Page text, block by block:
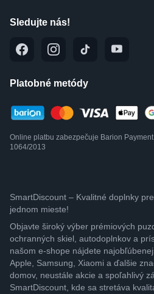
Sledujte nás!
Platobné metódy
Online platbu zabezpečuje Barion
1064/2013
SmartDiscount – Kvalitné doplnky
jednom mieste!
Objavte široký výber prémiových
ochranných skiel, autodoplnkov a
našom e-shope nájdete
Apple, Samsung, Xiaomi a ďalšie
domov, neustále akcie a spoľahlivý
SmartDiscount, kde sa stretáva